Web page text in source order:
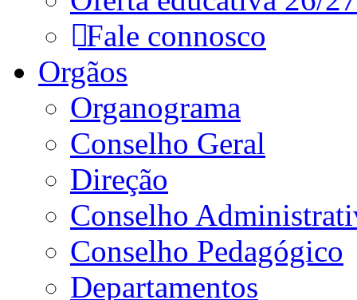
Fale connosco
Orgãos
Organograma
Conselho Geral
Direção
Conselho
Conselho Pedagógico
Departamentos